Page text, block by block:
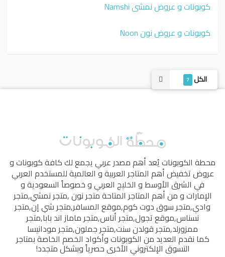
الكل 7
كوبونات و عروض نمشي Namshi
كوبونات و عروض نون Noon
محطة الكوبوناتيُعد أهم مصدر عربي يجمع لك كافة كوبونات و
عروض تخفيض أهم المتاجر العربية و العالمية للمستخدم العربي
في الشرق الأوسط و الخليج العربي و خصوصاً السعودية و
الإمارات و من أهم المتاجر المتاحةمتجر نون,متجر نمشي,متجر
وادي,متجر سوق دوت كوم,موقع المسافر,متجر شي إن,متجر
نسناس,موقع تجول,متجر أناس,متجر ماماز اند بابا,متجر
ممزورلد,متجر قولدن سنت,متجر جملون,متجر مودانيسا
كما نقدم العديد من الكوبونات وأكواد الخصم الخاصة بمتاجر
التسوق الإلكتروني الأخرى حصرياً وبشكل متجدد!